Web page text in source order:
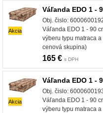
Akcia
Váľanda EDO 1 -
Obj. čislo:
Váľanda EDO 1 - 90
výberu typu matraca
cenová skupina)
165 € s DPH
Akcia
Váľanda EDO 1 -
Obj. čislo:
Váľanda EDO 1 - 90
výberu typu matraca